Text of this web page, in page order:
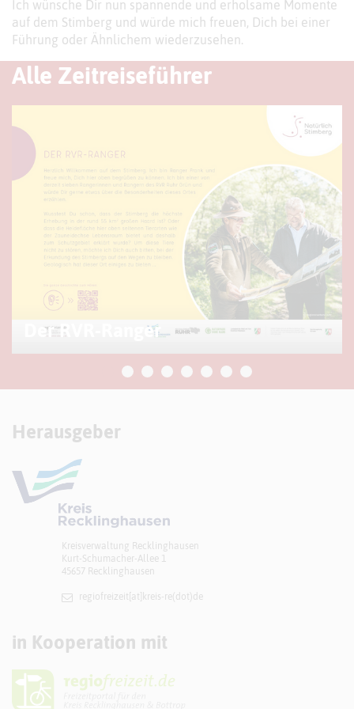
Ich wünsche Dir nun spannende und erholsame Momente
auf dem Stimberg und würde mich freuen, Dich bei einer
Führung oder Ähnlichem wiederzusehen.
Alle Zeitreiseführer
Der RVR-Ranger
Herausgeber
Kreisverwaltung Recklinghausen
Kurt-Schumacher-Allee 1
45657 Recklinghausen
regiofreizeit[at]​kreis-re(dot)de
in Kooperation mit